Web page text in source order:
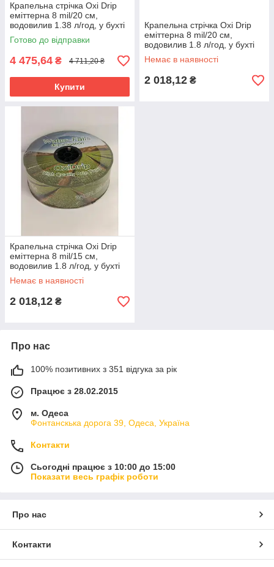
Крапельна стрічка Oxi Drip
еміттерна 8 mil/20 см,
водовилив 1.38 л/год, у бухті
2500 м
Готово до відправки
4 475,64 ₴ 4 711,20 ₴
Купити
Крапельна стрічка Oxi Drip
еміттерна 8 mil/20 см,
водовилив 1.8 л/год, у бухті
1000 м
Немає в наявності
2 018,12 ₴
Крапельна стрічка Oxi Drip
еміттерна 8 mil/15 см,
водовилив 1.8 л/год, у бухті
1000 м
Немає в наявності
2 018,12 ₴
Про нас
100% позитивних з 351 відгука за рік
Працює з 28.02.2015
м. Одеса
Фонтанскька дорога 39, Одеса, Україна
Контакти
Сьогодні працює з 10:00 до 15:00
Показати весь графік роботи
Про нас
Контакти